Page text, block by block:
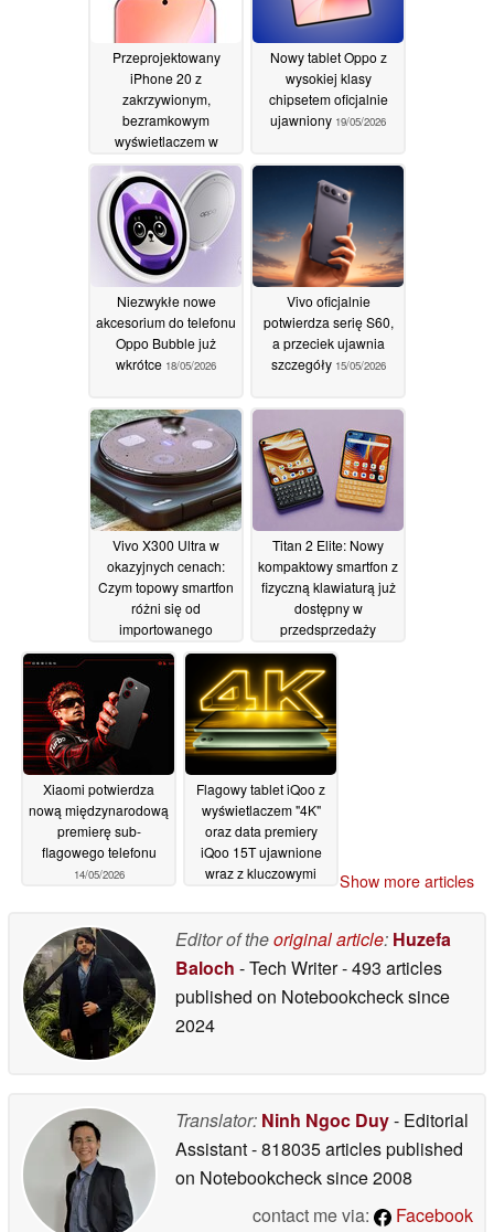
Przeprojektowany
iPhone 20 z
zakrzywionym,
bezramkowym
wyświetlaczem w
trakcie testów; Android
do naśladowania
Apple zmiana projektu
23/05/2026
Nowy tablet Oppo z
wysokiej klasy
chipsetem oficjalnie
ujawniony 19/05/2026
Niezwykłe nowe
akcesorium do telefonu
Oppo Bubble już
wkrótce 18/05/2026
Vivo oficjalnie
potwierdza serię S60,
a przeciek ujawnia
szczegóły 15/05/2026
Vivo X300 Ultra w
okazyjnych cenach:
Czym topowy smartfon
różni się od
importowanego
modelu?14/05/2026
Titan 2 Elite: Nowy
kompaktowy smartfon z
fizyczną klawiaturą już
dostępny w
przedsprzedaży
14/05/2026
Xiaomi potwierdza
nową międzynarodową
premierę sub-
flagowego telefonu
14/05/2026
Flagowy tablet iQoo z
wyświetlaczem "4K"
oraz data premiery
iQoo 15T ujawnione
wraz z kluczowymi
Show more articles
Editor of theoriginal article: Huzefa
Baloch - Tech Writer- 493 articles
published on Notebookchecksince
2024
Translator: Ninh Ngoc Duy- Editorial
Assistant- 818035 articles published
on Notebookchecksince 2008
contact me via:
Facebook